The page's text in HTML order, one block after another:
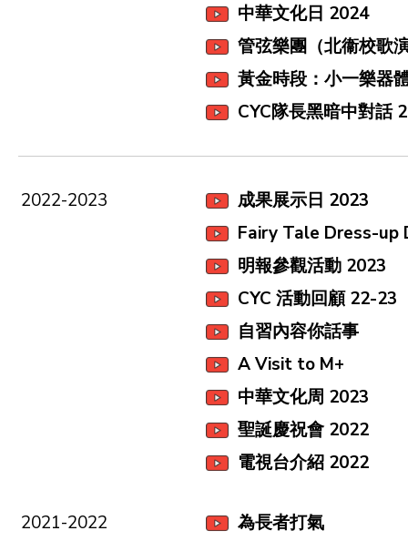
中華文化日 2024
管弦樂團（北衞校歌
黃金時段：小一樂器
CYC隊長黑暗中對話
2022-2023
成果展示日 2023
Fairy Tale Dress-up
明報參觀活動 2023
CYC 活動回顧 22-23
自習內容你話事
A Visit to M+
中華文化周 2023
聖誕慶祝會 2022
電視台介紹 2022
2021-2022
為長者打氣